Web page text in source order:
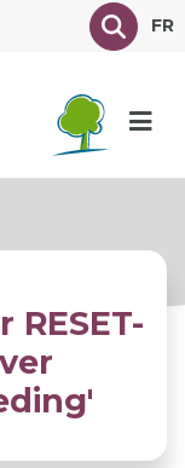
TexteFR
RESET-